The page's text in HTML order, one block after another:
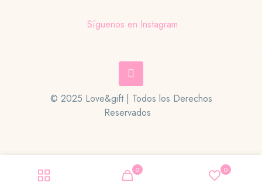
Síguenos en Instagram
© 2025 Love&gift | Todos los Derechos
Reservados
0 0